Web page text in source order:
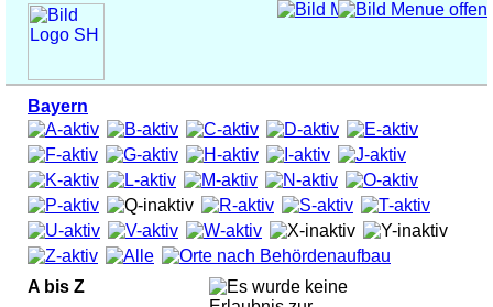
Bayern
A bis Z